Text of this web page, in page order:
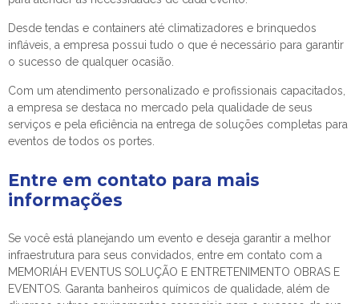
Desde tendas e containers até climatizadores e brinquedos
infláveis, a empresa possui tudo o que é necessário para garantir
o sucesso de qualquer ocasião.
Com um atendimento personalizado e profissionais capacitados,
a empresa se destaca no mercado pela qualidade de seus
serviços e pela eficiência na entrega de soluções completas para
eventos de todos os portes.
Entre em contato para mais
informações
Se você está planejando um evento e deseja garantir a melhor
infraestrutura para seus convidados, entre em contato com a
MEMORIÁH EVENTUS SOLUÇÃO E ENTRETENIMENTO OBRAS E
EVENTOS. Garanta banheiros químicos de qualidade, além de